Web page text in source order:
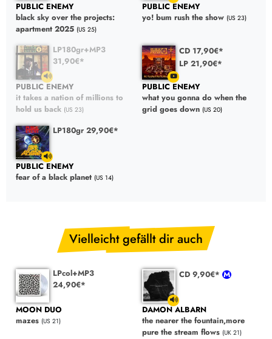
PUBLIC ENEMY
black sky over the projects:
apartment 2025 (US 25)
PUBLIC ENEMY
yo! bum rush the show (US 23)
LP180gr+MP3
31,90€*
PUBLIC ENEMY
it takes a nation of millions to
hold us back (US 23)
CD 17,90€*
LP 21,90€*
PUBLIC ENEMY
what you gonna do when the
grid goes down (US 20)
LP180gr 29,90€*
PUBLIC ENEMY
fear of a black planet (US 14)
Vielleicht gefällt dir auch
LPcol+MP3
24,90€*
MOON DUO
mazes (US 21)
CD 9,90€*
DAMON ALBARN
the nearer the fountain,more
pure the stream flows (UK 21)